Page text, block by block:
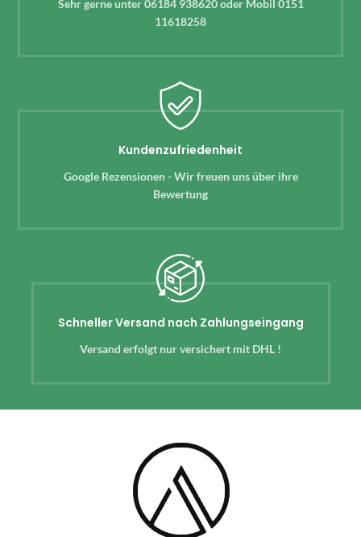
Sehr gerne unter 06184 938620 oder Mobil 0151
11618258
Kundenzufriedenheit
Google Rezensionen - Wir freuen uns über ihre
Bewertung
Schneller Versand nach Zahlungseingang
Versand erfolgt nur versichert mit DHL !